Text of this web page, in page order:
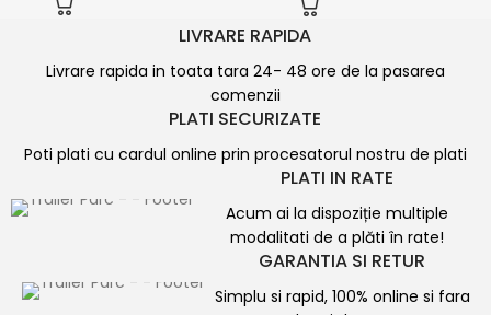
LIVRARE RAPIDA
Livrare rapida in toata tara 24- 48 ore de la pasarea
comenzii
PLATI SECURIZATE
Poti plati cu cardul online prin procesatorul nostru de plati
PLATI IN RATE
Acum ai la dispoziție multiple
modalitati de a plăti în rate!
GARANTIA SI RETUR
Simplu si rapid, 100% online si fara